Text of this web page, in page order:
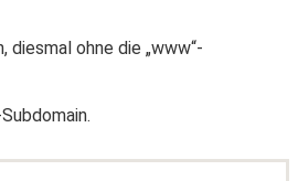
ohne die „www“-